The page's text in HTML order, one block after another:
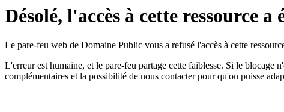
Désolé, l'accès à cette ressource a
Le pare-feu web de Domaine Public vous a refusé l'accès à cette
L'erreur est humaine, et le pare-feu partage cette faiblesse. Si le blocage
complémentaires et la possibilité de nous contacter pour qu'on puisse